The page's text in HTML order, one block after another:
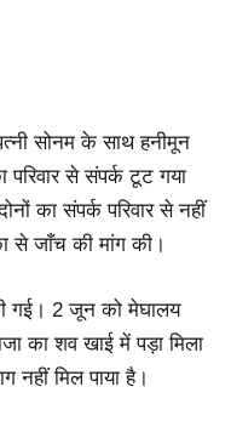
पत्नी सोनम के साथ हनीमून
से संपर्क टूट गया
का संपर्क परिवार से नहीं
से जाँच की मांग की।
गई। 2 जून को मेघालय
का शव खाई में पड़ा मिला
नहीं मिल पाया है।